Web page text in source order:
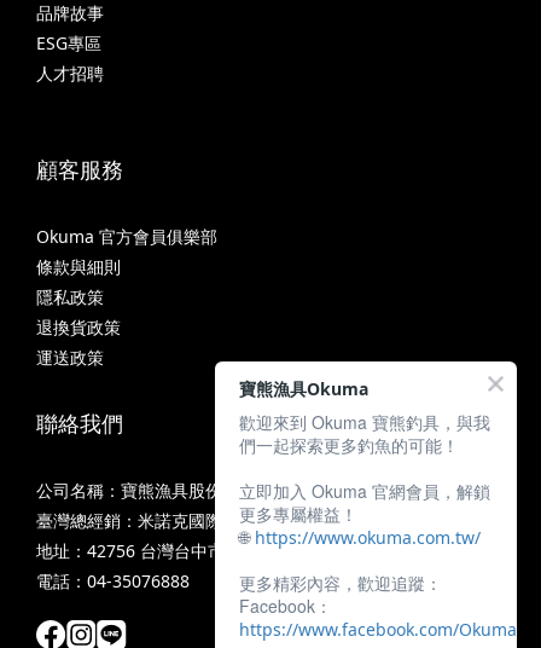
品牌故事
ESG專區
人才招聘
顧客服務
Okuma 官方會員俱樂部
條款與細則
隱私政策
退換貨政策
運送政策
聯絡我們
公司名稱：寶熊漁具股份有限公司
臺灣總經銷：米諾克國際釣具股份有限公司
地址：42756 台灣台中市潭子區中山路三段11號
電話：04-35076888
寶熊漁具Okuma
歡迎來到 Okuma 寶熊釣具，與我
們一起探索更多釣魚的可能！
立即加入 Okuma 官網會員，解鎖
更多專屬權益！
🌐 https://www.okuma.com.tw/
更多精彩內容，歡迎追蹤：
Facebook：
https://www.facebook.com/